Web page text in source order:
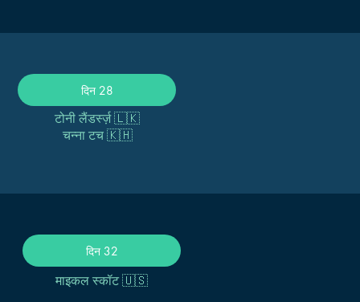
दिन 32
माइकल स्कॉट 🇺🇸
दिन 28
टोनी लैंडर्स्ज़ 🇱🇰
चन्ना टच 🇰🇭